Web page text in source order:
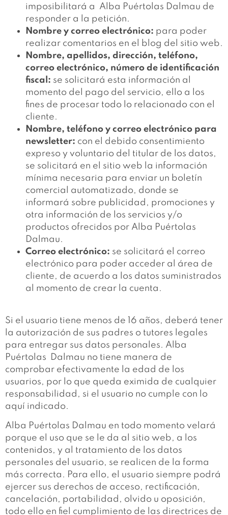
imposibilitará a Alba Puértolas Dalmau de
responder a la petición.
Nombre y correo electrónico: para poder
realizar comentarios en el blog del sitio web.
Nombre, apellidos, dirección, teléfono,
correo electrónico, número de identificación
fiscal: se solicitará esta información al
momento del pago del servicio, ello a los
fines de procesar todo lo relacionado con el
cliente.
Nombre, teléfono y correo electrónico para
newsletter: con el debido consentimiento
expreso y voluntario del titular de los datos,
se solicitará en el sitio web la información
mínima necesaria para enviar un boletín
comercial automatizado, donde se
informará sobre publicidad, promociones y
otra información de los servicios y/o
productos ofrecidos por Alba Puértolas
Dalmau.
Correo electrónico: se solicitará el correo
electrónico para poder acceder al área de
cliente, de acuerdo a los datos suministrados
al momento de crear la cuenta.
Si el usuario tiene menos de 16 años, deberá tener
la autorización de sus padres o tutores legales
para entregar sus datos personales. Alba
Puértolas Dalmau no tiene manera de
comprobar efectivamente la edad de los
usuarios, por lo que queda eximida de cualquier
responsabilidad, si el usuario no cumple con lo
aquí indicado.
Alba Puértolas Dalmau en todo momento velará
porque el uso que se le da al sitio web, a los
contenidos, y al tratamiento de los datos
personales del usuario, se realicen de la forma
más correcta. Para ello, el usuario siempre podrá
ejercer sus derechos de acceso, rectificación,
cancelación, portabilidad, olvido u oposición,
todo ello en fiel cumplimiento de las directrices de